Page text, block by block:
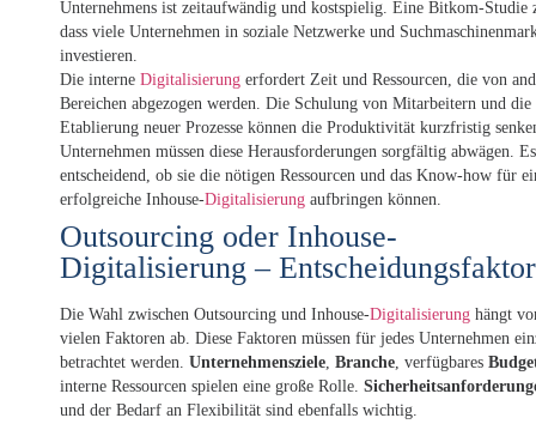
Unternehmens ist zeitaufwändig und kostspielig. Eine Bitkom-Studie
dass viele Unternehmen in soziale Netzwerke und
investieren.
Die interne Digitalisierung erfordert Zeit und Ressourcen, die von
Bereichen abgezogen werden. Die Schulung von Mitarbeitern und die
Etablierung neuer Prozesse können die Produktivität kurzfristig
Unternehmen müssen diese Herausforderungen sorgfältig abwägen.
entscheidend, ob sie die nötigen Ressourcen und das Know-how für
erfolgreiche Inhouse-Digitalisierung aufbringen können.
Outsourcing oder Inhouse-
Digitalisierung –
Die Wahl zwischen Outsourcing und Inhouse-Digitalisierung hängt
vielen Faktoren ab. Diese Faktoren müssen für jedes Unternehmen
betrachtet werden. Unternehmensziele, Branche, verfügbares
interne Ressourcen spielen eine große Rolle.
und der Bedarf an Flexibilität sind ebenfalls wichtig.